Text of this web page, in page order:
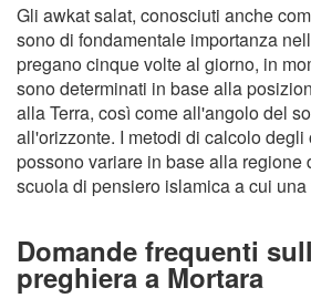
Gli awkat salat, conosciuti anche
sono di fondamentale importanza
pregano cinque volte al giorno, in
sono determinati in base alla
alla Terra, così come all'angolo del
all'orizzonte. I metodi di calcolo
possono variare in base alla regione
scuola di pensiero islamica a cui
Domande frequenti
preghiera a Mortara